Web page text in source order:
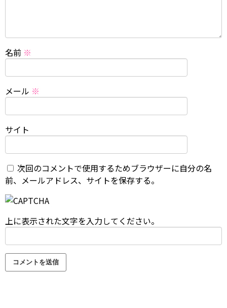
名前 ※
メール ※
サイト
次回のコメントで使用するためブラウザーに自分の名
前、メールアドレス、サイトを保存する。
上に表示された文字を入力してください。